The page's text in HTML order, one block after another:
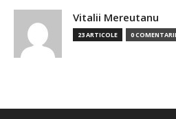
Vitalii Mereutanu
23 ARTICOLE 0 COMENTARII